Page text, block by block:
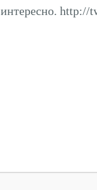
интересно. http://